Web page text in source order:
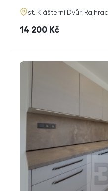
adresa
st. Klášterní Dvůr, Rajhrad
cena
14 200 Kč